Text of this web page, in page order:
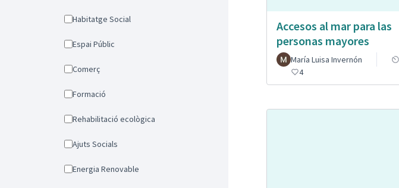
Habitatge Social
Espai Públic
Comerç
Formació
Rehabilitació ecològica
Ajuts Socials
Energia Renovable
Accesos al mar para las
personas mayores
María Luisa Invernón
4